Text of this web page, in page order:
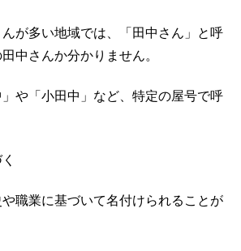
が多い地域では、「田中さん」と呼
中さんか分かりません。
や「小田中」など、特定の屋号で呼
職業に基づいて名付けられることが